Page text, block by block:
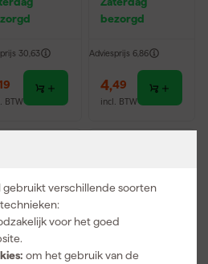
verschillende soorten
voor het goed
om het gebruik van de
30,63
BTW
montuur -
Getint Glas
bezorgd
Adviesprijs 6,86
4,49
incl. BTW